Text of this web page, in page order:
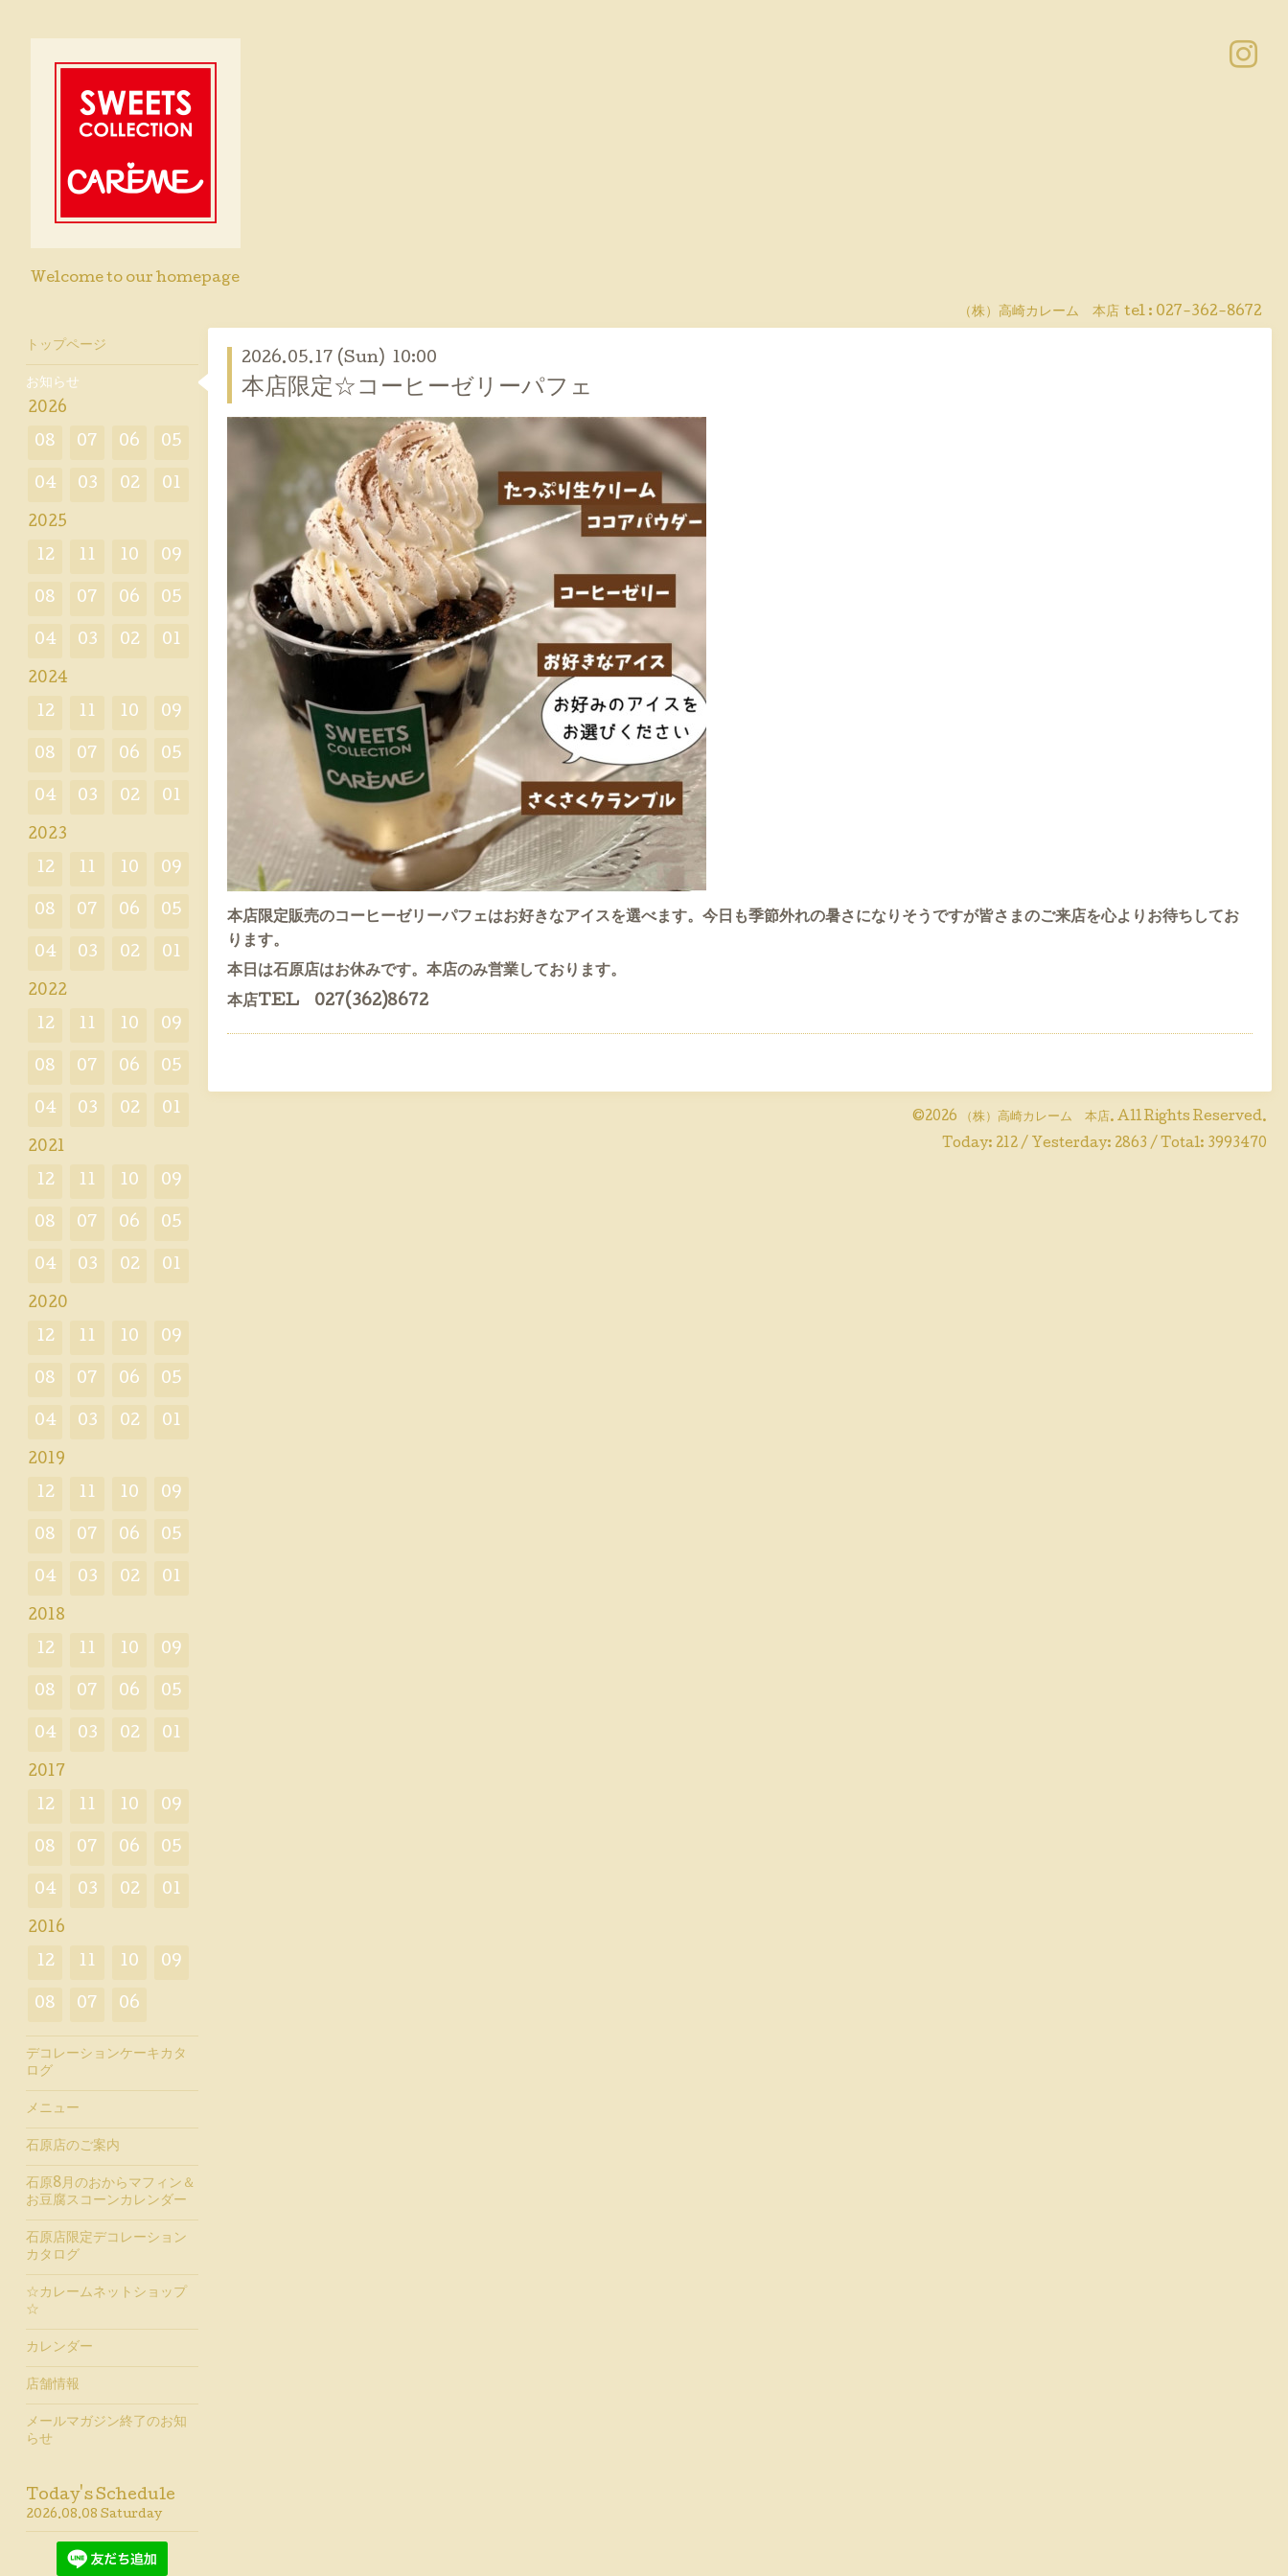
Welcome to our homepage
（株）高崎カレーム 本店 tel : 027-362-8672
2026.05.17 (Sun) 10:00
本店限定☆コーヒーゼリーパフェ
本店限定販売のコーヒーゼリーパフェはお好きなアイスを選べます。今日も季節外れの暑さになりそうですが皆さまのご来店を心よりお待ちしてお
ります。
本日は石原店はお休みです。本店のみ営業しております。
本店TEL 027(362)8672
©2026 （株）高崎カレーム 本店. All Rights Reserved.
Today: 212 / Yesterday: 2863 / Total: 3993470
トップページ
お知らせ
2026
08 07 06 05
04 03 02 01
2025
12 11 10 09
08 07 06 05
04 03 02 01
2024
12 11 10 09
08 07 06 05
04 03 02 01
2023
12 11 10 09
08 07 06 05
04 03 02 01
2022
12 11 10 09
08 07 06 05
04 03 02 01
2021
12 11 10 09
08 07 06 05
04 03 02 01
2020
12 11 10 09
08 07 06 05
04 03 02 01
2019
12 11 10 09
08 07 06 05
04 03 02 01
2018
12 11 10 09
08 07 06 05
04 03 02 01
2017
12 11 10 09
08 07 06 05
04 03 02 01
2016
12 11 10 09
08 07 06
デコレーションケーキカタ
ログ
メニュー
石原店のご案内
石原8月のおからマフィン＆
お豆腐スコーンカレンダー
石原店限定デコレーション
カタログ
☆カレームネットショップ
☆
カレンダー
店舗情報
メールマガジン終了のお知
らせ
Today's Schedule
2026.08.08 Saturday